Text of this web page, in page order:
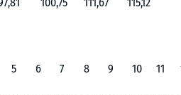
5 6 7 8 9 10 11